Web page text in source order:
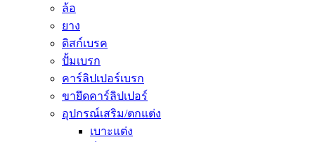
ล้อ
ยาง
ดิสก์เบรค
ปั้มเบรก
คาร์ลิปเปอร์เบรก
ขายึดคาร์ลิปเปอร์
อุปกรณ์เสริม/ตกแต่ง
เบาะแต่ง